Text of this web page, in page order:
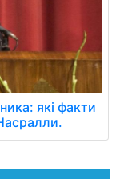
які факти